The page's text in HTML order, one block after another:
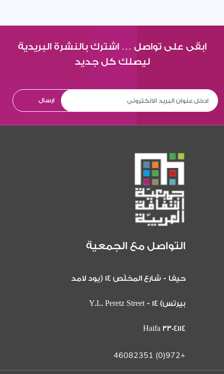
ابقى على تواصل … اشترك بالنشرة البريدية
ليصلك كل جديد
التواصل مع الجمعية
حيفا - شارع المخلّص 14 (يود لامد
بيرتس) 14 Y.L. Peretz Street -
Haifa 3304114
+972(0) 46082351